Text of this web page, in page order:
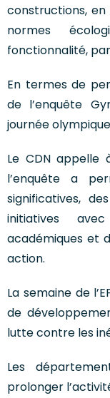
constructions,
normes
fonctionnalité,
En termes de
de l’enquête
journée
Le CDN appelle
l’enquête a
significatives,
initiatives
académiques et
action.
La semaine de
de
lutte contre les
Les
prolonger